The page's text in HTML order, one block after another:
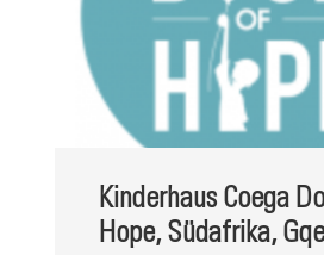
Kinderhaus Coega
Hope, Südafrika,